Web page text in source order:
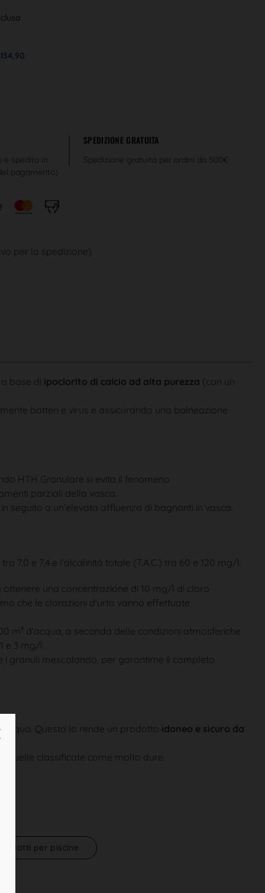
134,90.
e spedito in
pagamento)
SPEDIZIONE GRATUITA
Spedizione gratuita per ordini da 500€
per la spedizione)
base di ipoclorito di calcio ad alta purezza (con un
batteri e virus e assicurando una balneazione
HTH Granulare si evita il fenomeno
parziali della vasca.
seguito a un’elevata affluenza di bagnanti in vasca.
7,0 e 7,4 e l’alcalinità totale (T.A.C.) tra 60 e 120 mg/l.
una concentrazione di 10 mg/l di cloro
che le clorazioni d’urto vanno effettuate
d’acqua, a seconda delle condizioni atmosferiche
e 3 mg/l.
i granuli mescolando, per garantirne il completo
Questo lo rende un prodotto idoneo e sicuro da
quelle classificate come molto dure.
per piscine